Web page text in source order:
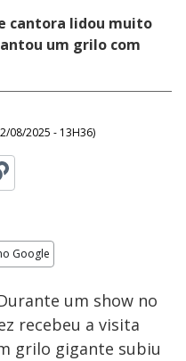
cantora lidou muito
um grilo com
08/2025 - 13H36)
Google
um show no
recebeu a visita
grilo gigante subiu